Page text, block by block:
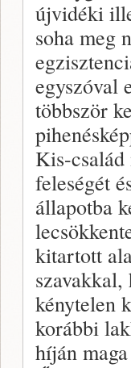
újvidéki
soha meg
egyszóval
többször
Kis-
feleségét
állapotba
kitartott
kénytelen
korábbi
híján